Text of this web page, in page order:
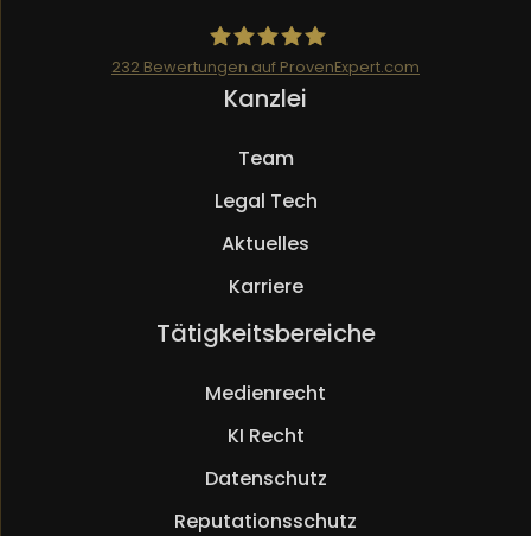
Mueller.legal
232 Bewertungen auf ProvenExpert.com
Kanzlei
Team
Legal Tech
Aktuelles
Karriere
Tätigkeitsbereiche
Medienrecht
KI Recht
Datenschutz
Reputationsschutz